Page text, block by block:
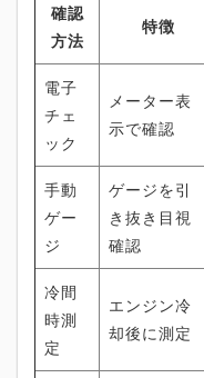
確認
方法
特徴
電子
チェ
ック
メーター表
示で確認
手動
ゲー
ジ
ゲージを引
き抜き目視
確認
冷間
時測
定
エンジン冷
却後に測定